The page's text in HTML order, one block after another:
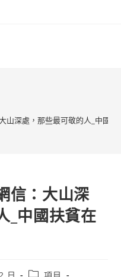
山深處，那些最可敬的人_中國
信：大山深
_中國扶貧在
Post